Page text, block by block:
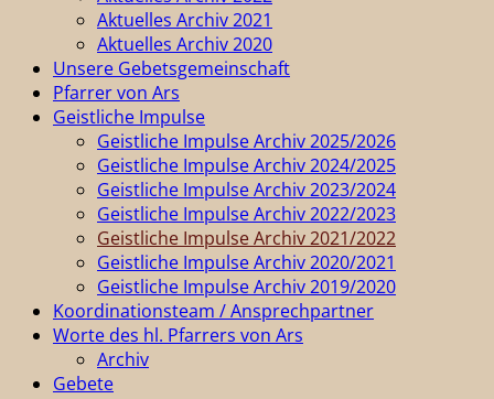
Aktuelles Archiv 2021
Aktuelles Archiv 2020
Unsere Gebetsgemeinschaft
Pfarrer von Ars
Geistliche Impulse
Geistliche Impulse Archiv 2025/2026
Geistliche Impulse Archiv 2024/2025
Geistliche Impulse Archiv 2023/2024
Geistliche Impulse Archiv 2022/2023
Geistliche Impulse Archiv 2021/2022
Geistliche Impulse Archiv 2020/2021
Geistliche Impulse Archiv 2019/2020
Koordinationsteam / Ansprechpartner
Worte des hl. Pfarrers von Ars
Archiv
Gebete